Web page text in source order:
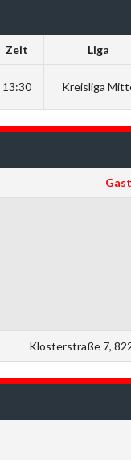
Zeit Liga
13:30 Kreisliga
Klosterstraße 7,